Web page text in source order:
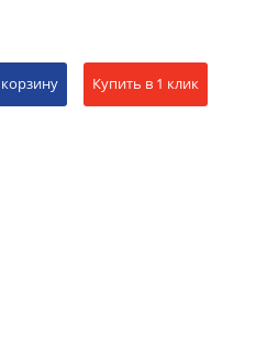
Купить в 1 клик